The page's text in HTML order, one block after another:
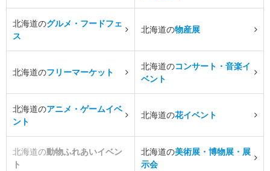
北海道のグルメ・フードフェ
ス
北海道の物産展
北海道のフリーマーケット
北海道のコンサート・音楽イ
ベント
北海道のアニメ・ゲームイベ
ント
北海道の花イベント
北海道の動物ふれあいイベン
ト
北海道の美術展・博物展・展
示会